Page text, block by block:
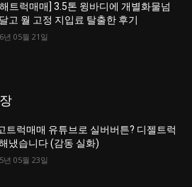
트럭매매] 3.5톤 윙바디에 개별화물넘
고 월 고정 지입료 탈출한 후기
년 05월 21일
트럭매매 유튜브로 실버버튼? 디젤트럭
냈습니다 (감동 실화)
년 05월 23일